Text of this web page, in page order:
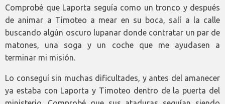
Comprobé que Laporta seguía como un tronco y después
de animar a Timoteo a mear en su boca, salí a la calle
buscando algún oscuro lupanar donde contratar un par de
matones, una soga y un coche que me ayudasen a
terminar mi misión.
Lo conseguí sin muchas dificultades, y antes del amanecer
ya estaba con Laporta y Timoteo dentro de la puerta del